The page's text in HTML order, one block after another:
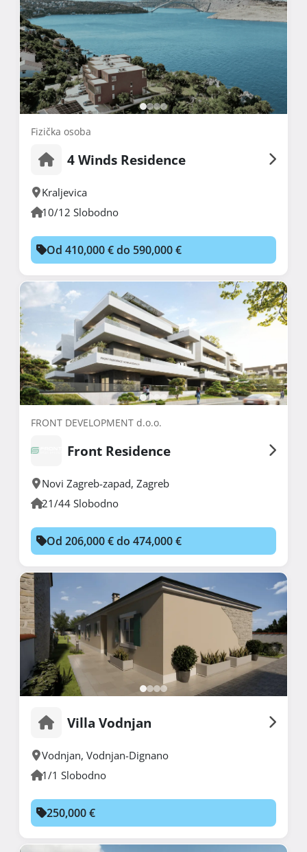
Fizička osoba
4 Winds Residence
Kraljevica
10/12 Slobodno
Od 410,000 € do 590,000 €
FRONT DEVELOPMENT d.o.o.
Front Residence
Novi Zagreb-zapad, Zagreb
21/44 Slobodno
Od 206,000 € do 474,000 €
Villa Vodnjan
Vodnjan, Vodnjan-Dignano
1/1 Slobodno
250,000 €